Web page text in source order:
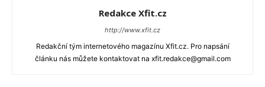
Redakce Xfit.cz
http://www.xfit.cz
Redakční tým internetového magazínu Xfit.cz. Pro napsání
článku nás můžete kontaktovat na xfit.redakce@gmail.com